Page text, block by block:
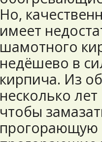
Но,
имеет
шамотного
недёшево в
кирпича. Из
несколько
чтобы
прогорающую